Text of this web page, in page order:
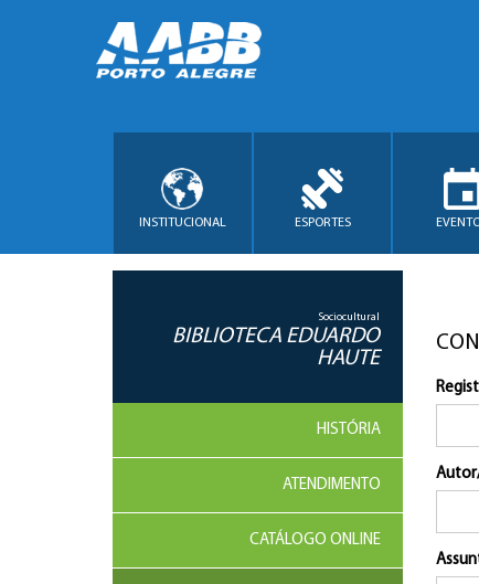
INSTITUCIONAL ESPORTES
Sociocultural
BIBLIOTECA EDUARDO
HAUTE
HISTÓRIA
ATENDIMENTO
CATÁLOGO ONLINE